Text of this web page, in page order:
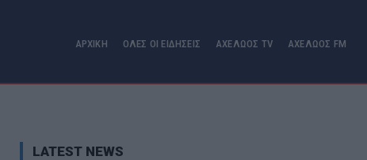
ΑΡΧΙΚΗ ΟΛΕΣ ΟΙ ΕΙΔΗΣΕΙΣ ΑΧΕΛΩΟΣ TV ΑΧΕΛΩΟΣ FM
LATEST NEWS